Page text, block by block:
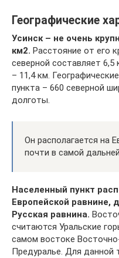
Географические
Усинск – не очень
км2. Расстояние от его
северной составляет
– 11,4 км.
пункта – 660 северной
долготы.
Он располагается на
почти в самой
Населенный пункт
Европейской равнине,
Русская равнина.
считаются Уральские
самом востоке
Предуралье. Для данной